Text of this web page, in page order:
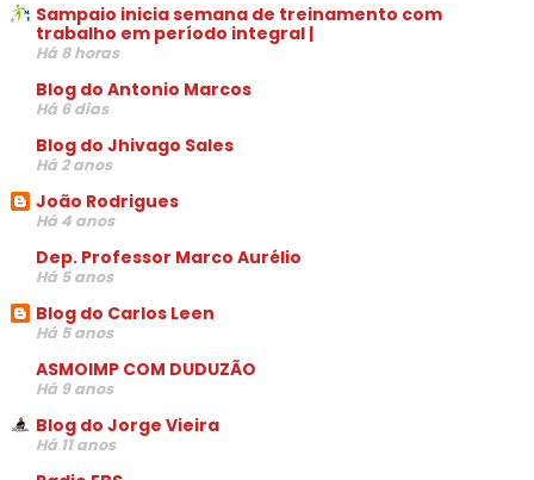
Sampaio inicia semana de treinamento com
trabalho em período integral |
Há 8 horas
Blog do Antonio Marcos
Há 6 dias
Blog do Jhivago Sales
Há 2 anos
João Rodrigues
Há 4 anos
Dep. Professor Marco Aurélio
Há 5 anos
Blog do Carlos Leen
Há 5 anos
ASMOIMP COM DUDUZÃO
Há 9 anos
Blog do Jorge Vieira
Há 11 anos